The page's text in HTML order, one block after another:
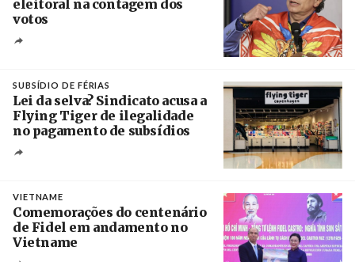
eleitoral na contagem dos
votos
SUBSÍDIO DE FÉRIAS
Lei da selva? Sindicato acusa a
Flying Tiger de ilegalidade
no pagamento de subsídios
VIETNAME
Comemorações do centenário
de Fidel em andamento no
Vietname